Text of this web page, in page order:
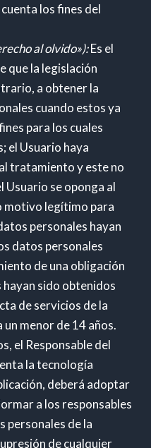
los fines del
al olvido»):Es el
que la legislación
a obtener la
cuando estos ya
para los cuales
el Usuario haya
tratamiento y este no
Usuario se oponga al
legítimo para
personales hayan
datos personales
de una obligación
sido obtenidos
de servicios de la
menor de 14 años.
el Responsable del
la tecnología
deberá adoptar
a los responsables
personales de la
de cualquier